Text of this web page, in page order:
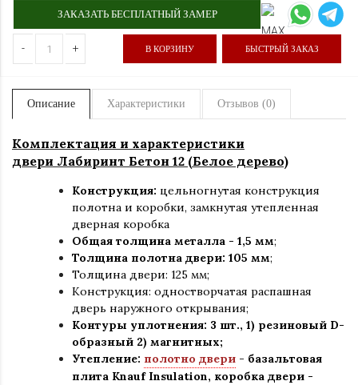
ЗАКАЗАТЬ БЕСПЛАТНЫЙ ЗАМЕР
- + В КОРЗИНУ БЫСТРЫЙ ЗАКАЗ
Описание Характеристики Отзывов (0)
Комплектация и характеристики
двери Лабиринт Бетон 12 (Белое дерево)
Конструкция: цельногнутая конструкция
полотна и коробки, замкнутая утепленная
дверная коробка
Общая толщина металла - 1,5 мм;
Толщина полотна двери: 105 мм;
Толщина двери: 125 мм;
Конструкция: одностворчатая распашная
дверь наружного открывания;
Контуры уплотнения: 3 шт., 1) резиновый D-
образный 2) магнитных;
Утепление: полотно двери - базальтовая
плита Knauf Insulation, коробка двери -